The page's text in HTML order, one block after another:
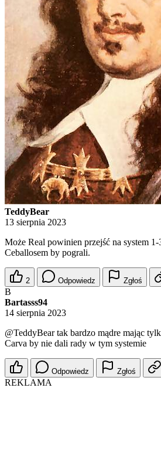
TeddyBear
13 sierpnia 2023
Może Real powinien przejść na system
Ceballosem by pograli.
2 Odpowiedz Zgłoś
B
Bartasss94
14 sierpnia 2023
@TeddyBeartak bardzo mądre mając
Carva by nie dali rady w tym systemie
Odpowiedz Zgłoś
REKLAMA